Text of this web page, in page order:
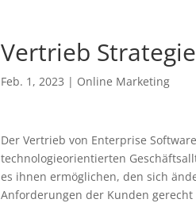
Vertrieb
Feb. 1, 2023 | Online Marketing
Der Vertrieb von Enterprise
technologieorientierten
es ihnen ermöglichen, den sich
Anforderungen der Kunden gerecht